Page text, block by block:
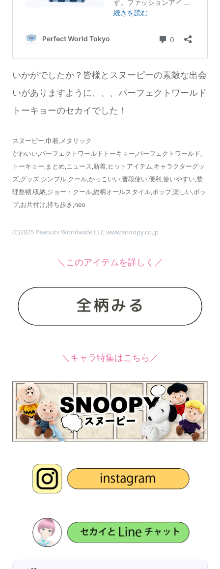
いかがでしたか？皆様とスヌーピーの素敵な出会
いがありますように、、、パーフェクトワールド
トーキョーのセカイでした！
スヌーピー,巾着,メタリック
かわいい,パーフェクトワールドトーキョー,パーフェクトワールド,
トーキョー,まとめ,ニュース,新着,ヒットアイテム,キャラクターグッ
ズ,グッズ,シンプル,クール,かっこいい,普段使い,便利,使いやすい,整
理整頓,収納,ジョー・クール,総柄オールスタイル,ポップ,楽しい,ポッ
プ,お片付け,持ち歩き,neo
(C)2025 Peanuts Worldwide LLC www.snoopy.co.jp
＼このアイテムを詳しく／
＼キャラ特集はこちら／